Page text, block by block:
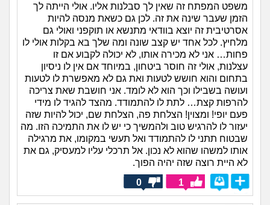
משפט המפתח זה שאין לך סבלנות אליו. אולי הייתה לך
הזמן שעבר שינה את זה. לכן גם כשאת מנסה להיות
אסרטיבית זה יוצא בוודאי מתנשא או תוקפני ואולי גם
מלחיץ. לכל אחד יש קצב שונה ומה שלך בא בקלות אולי לו
פחות… אני לא מכירה אותו, לא יכולה לקבוע אם זו
עצלנות, אולי זה חוסר ביטחון, במיוחד אם אין לו ניסיון
בתחום והוא חושש לטעות ואת גם לא מאפשרת לו לטעות
ועושה בשבילו וכך הוא לא לומד. אני חושבת שאת צריכה
להרפות קצת… לתת לו להתמודד. מהצד להגיד לו מידי
פעם יופי! ומצוין! הצלחת פה, הצלחת שם, יכול להיות שזה
יעזור לו להרגיש טוב ולהמשיך כי יש לו את התמיכה הזו. מה
שבטוח תתני לו להתמודד ואל תעשי במקומו, את מרגילה
אותו למשהו שהוא לא נכון. אל תרכלי עליו למעסיק, גם את
לא היית רוצה שזה יהיה הפוך.
1
0